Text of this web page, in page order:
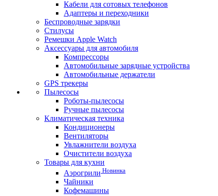
Кабели для сотовых телефонов
Адаптеры и переходники
Беспроводные зарядки
Стилусы
Ремешки Apple Watch
Аксессуары для автомобиля
Компрессоры
Автомобильные зарядные устройства
Автомобильные держатели
GPS трекеры
Пылесосы
Роботы-пылесосы
Ручные пылесосы
Климатическая техника
Кондиционеры
Вентиляторы
Увлажнители воздуха
Очистители воздуха
Товары для кухни
Аэрогрили Новинка
Чайники
Кофемашины